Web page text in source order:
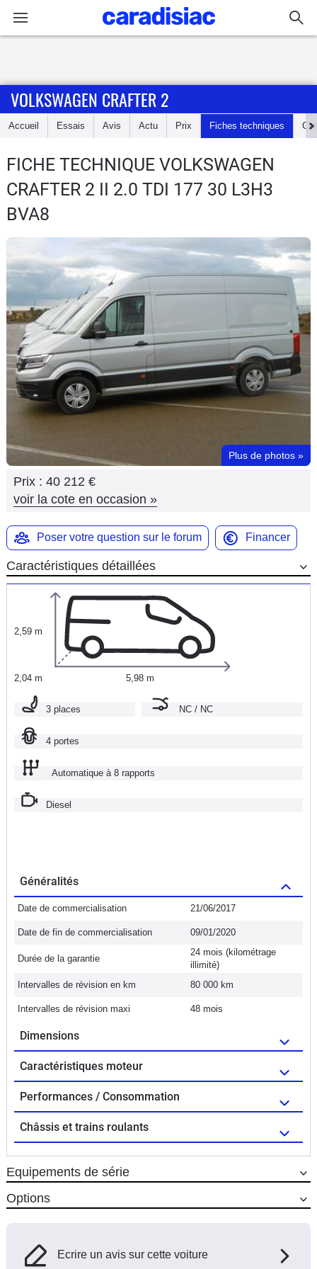
Accueil
Essais
Guide
d'achat
Electriques
Utilitaires
Flottes
Auto
Services
Forum
Moto
Marques
VOLKSWAGEN CRAFTER 2
Accueil Essais Avis Actu Prix Fiches techniques
FICHE TECHNIQUE VOLKSWAGEN
CRAFTER 2 II 2.0 TDI 177 30 L3H3
BVA8
Plus de photos »
Prix : 40 212 €
voir la cote en occasion »
Poser votre question sur le forum Financer
Caractéristiques détaillées
2,59 m
2,04 m 5,98 m
3 places NC / NC
4 portes
Automatique à 8 rapports
Diesel
Généralités
Date de commercialisation 21/06/2017
Date de fin de commercialisation 09/01/2020
Durée de la garantie
24 mois (kilométrage
illimité)
Intervalles de révision en km
80 000 km
Intervalles de révision maxi 48 mois
Dimensions
Caractéristiques moteur
Performances / Consommation
Châssis et trains roulants
Equipements de série
Options
Ecrire un avis sur cette voiture